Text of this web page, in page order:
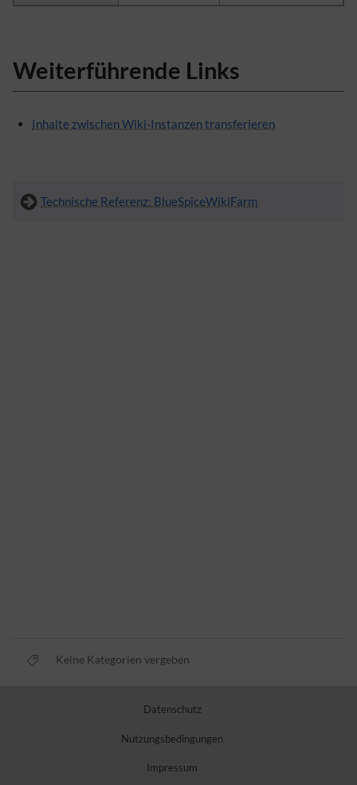
Weiterführende Links
Inhalte zwischen Wiki-Instanzen transferieren
Technische Referenz: BlueSpiceWikiFarm
Keine Kategorien vergeben
Datenschutz
Nutzungsbedingungen
Impressum